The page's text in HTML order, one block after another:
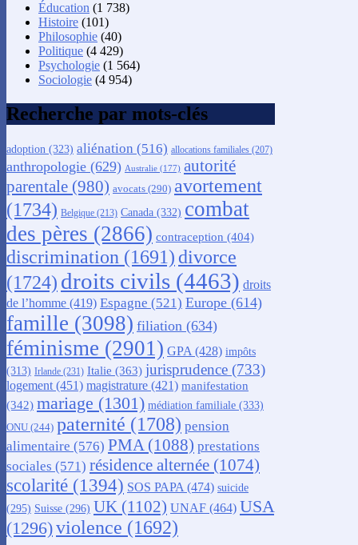
Éducation (1 738)
Histoire (101)
Philosophie (40)
Politique (4 429)
Psychologie (1 564)
Sociologie (4 954)
Recherche par mots-clés
adoption (323) aliénation (516) allocations familiales (207)
anthropologie (629) Australie (177) autorité
parentale (980) avocats (290) avortement
(1734) Belgique (213) Canada (332) combat
des pères (2866) contraception (404)
discrimination (1691) divorce
(1724) droits civils (4463) droits
de l’homme (419) Espagne (521) Europe (614)
famille (3098) filiation (634)
féminisme (2901) GPA (428) impôts
(313) Irlande (231) Italie (363) jurisprudence (733)
logement (451) magistrature (421) manifestation
(342) mariage (1301) médiation familiale (333)
ONU (244) paternité (1708) pension
alimentaire (576) PMA(1088) prestations
sociales (571) résidence alternée (1074)
scolarité (1394) SOS PAPA(474) suicide
(295) Suisse (296) UK (1102) UNAF (464) USA
(1296)violence (1692)